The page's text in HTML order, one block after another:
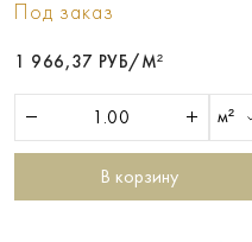
Под заказ
1 966,37 РУБ/М²
м²
В корзину